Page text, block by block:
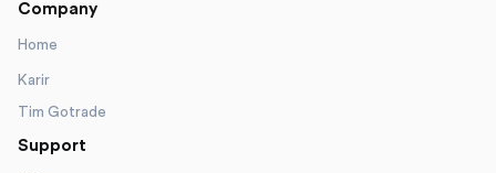
Company
Home
Karir
Tim Gotrade
Support